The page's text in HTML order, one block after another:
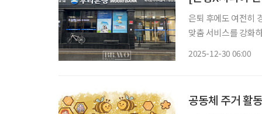
은퇴 후에도 여전히
맞춤 서비스를 강화
2025-12-30 06:00
공동체 주거 활